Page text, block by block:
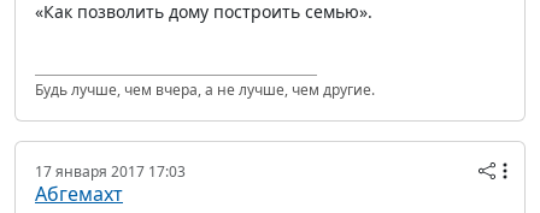
«Как позволить дому построить семью».
Будь лучше, чем вчера, а не лучше, чем другие.
17 января 2017 17:03
Абгемахт